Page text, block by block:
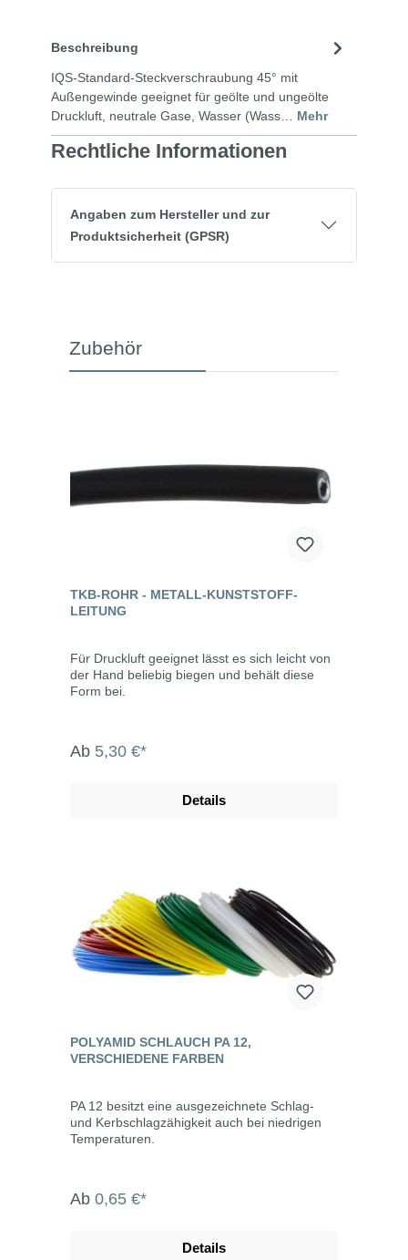
Beschreibung
IQS-Standard-Steckverschraubung 45° mit
Außengewinde geeignet für geölte und ungeölte
Druckluft, neutrale Gase, Wasser (Wass… Mehr
Rechtliche Informationen
Angaben zum Hersteller und zur
Produktsicherheit (GPSR)
Zubehör
TKB-ROHR - METALL-KUNSTSTOFF-
LEITUNG
Für Druckluft geeignet lässt es sich leicht von
der Hand beliebig biegen und behält diese
Form bei.
Ab 5,30 €*
Details
POLYAMID SCHLAUCH PA 12,
VERSCHIEDENE FARBEN
PA 12 besitzt eine ausgezeichnete Schlag-
und Kerbschlagzähigkeit auch bei niedrigen
Temperaturen.
Ab 0,65 €*
Details